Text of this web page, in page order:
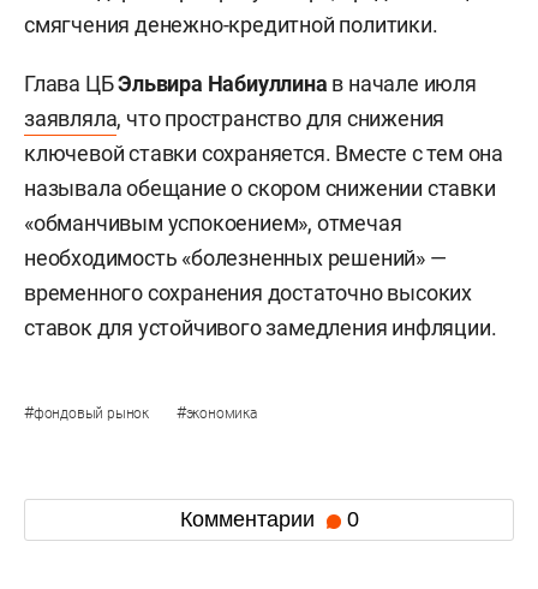
смягчения денежно-кредитной политики.
Глава ЦБЭльвира Набиуллина в начале июля
заявляла, что пространство для снижения
ключевой ставки сохраняется. Вместе с тем она
называла обещание о скором снижении ставки
«обманчивым успокоением», отмечая
необходимость «болезненных решений» —
временного сохранения достаточно высоких
ставок для устойчивого замедления инфляции.
#фондовый рынок #экономика
Комментарии 0